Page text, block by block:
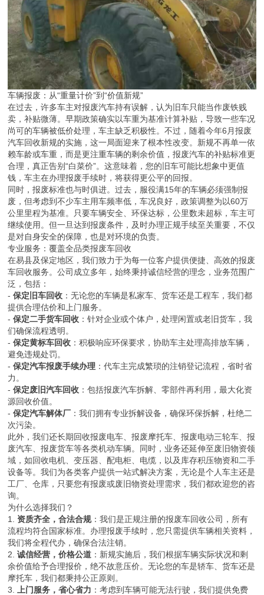
车辆报废：从“重量计价”到“价值新规”
在过去，许多车主对报废汽车持有误解，认为旧车只能当作废铁贱
卖，补贴微薄。早期政策确实以车重为基准计算补贴，导致一些车况
尚可的车辆被低价处理，车主缺乏积极性。不过，随着今年6月报废
汽车回收新规的实施，这一局面迎来了根本性改变。新规不再单一依
赖车龄或车重，而是更注重车辆的剩余价值，报废汽车的补贴标准更
合理，真正告别“白菜价”。这意味着，您的旧车可能比想象中更值
钱，车主在办理报废手续时，将获得更公平的回报。
同时，报废标准也与时俱进。过去，服役满15年的车辆必须强制报
废，但考虑到不少车主用车频率低，车况良好，政策调整为以60万
公里里程为基准。只要车辆安全、环保达标，公里数未超标，车主可
继续使用。但一旦达到报废条件，及时办理正规手续至关重要，不仅
是对自身安全的保障，也是对环境的负责。
专业服务：覆盖全品类报废车回收
在易县及保定地区，我们致力于为每一位客户提供便捷、高效的报废
车回收服务。公司成立多年，始终秉持诚信经营的理念，业务范围广
泛，包括：
-保定旧车回收 ：无论您的车辆是私家车、货车还是工程车，我们都
提供合理估价和上门服务。
-保定二手货车回收 ：针对企业或个体户，处理闲置或老旧货车，我
们确保流程透明。
-保定黄标车回收 ：积极响应环保要求，协助车主处理高排放车辆，
避免违规处罚。
-保定汽车报废手续办理 ：代车主完成繁琐的注销登记流程，省时省
力。
-保定废旧汽车回收 ：包括报废汽车拆解、零部件再利用，最大化资
源回收价值。
-保定汽车解体厂 ：我们拥有专业拆解设备，确保环保拆解，杜绝二
次污染。
此外，我们还长期回收报废电车、报废摩托车、报废电动三轮车、报
废汽车、报废货车等各类机动车辆。同时，业务还延伸至废旧物资领
域，如回收电机、变压器、配电柜、电缆，以及库存积压物资和二手
设备等。我们为各类客户提供一站式解决方案，无论是个人车主还是
工厂、仓库，只要您有报废或废旧物资处理需求，我们都欢迎您的咨
询。
为什么选择我们？
1. 资质齐全，合法合规：我们是正规注册的报废车回收公司，所有
流程均符合国家标准。办理报废手续时，您只需提供车辆相关资料，
我们将全程代办，确保合法注销。
2.诚信经营，价格公道 ：新规实施后，我们根据车辆实际状况和剩
余价值给予合理报价，绝不故意压价。无论您的车是轿车、货车还是
摩托车，我们都秉持公正原则。
3.
上门服务，省心省力 ：考虑到车辆可能无法行驶，我们提供免费